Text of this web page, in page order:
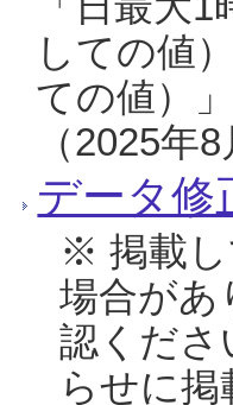
しての値
ての値）
（2025年8
データ修
※ 掲載し
場合があ
認くださ
らせに掲